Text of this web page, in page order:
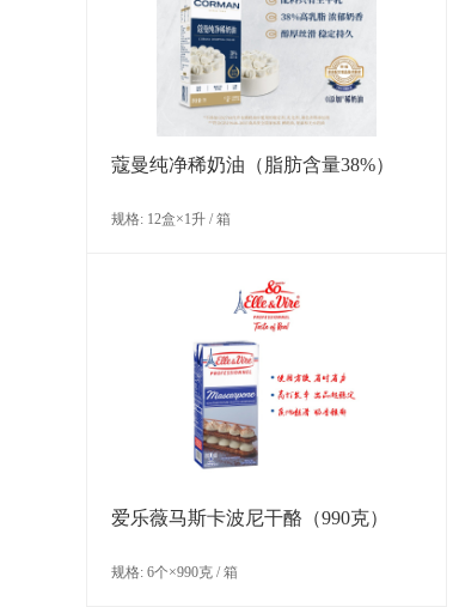
规格: 6盒×515克（490片） / 箱
多焙乐卷形白巧克力
规格: 1盒×4千克 / 箱
蔻曼纯净稀奶油（脂肪含量38%）
规格: 12盒×1升 / 箱
爱乐薇马斯卡波尼干酪（990克）
规格: 6个×990克 / 箱